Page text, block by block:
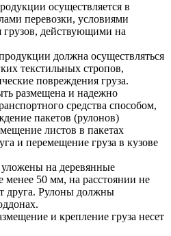
осуществляется в
перевозки, условиями
грузов, действующими на
должна осуществляться
текстильных стропов,
повреждения груза.
размещена и надежно
средства способом,
пакетов (рулонов)
листов в пакетах
и перемещение груза в кузове
на деревянные
менее 50 мм, на расстоянии не
друга. Рулоны должны
и крепление груза несет